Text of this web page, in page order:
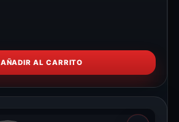
AÑADIR AL CARRITO